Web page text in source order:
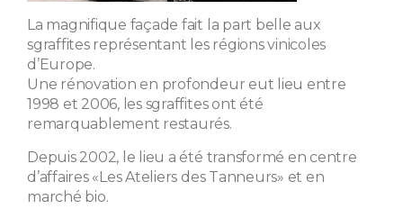
La magnifique façade fait la part belle aux
sgraffites représentant les régions vinicoles
d’Europe.
Une rénovation en profondeur eut lieu entre
1998 et 2006, les sgraffites ont été
remarquablement restaurés.
Depuis 2002, le lieu a été transformé en centre
d’affaires «Les Ateliers des Tanneurs» et en
marché bio.